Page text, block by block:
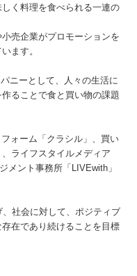
く料理を食べられる一連の
売企業がプロモーションを
ます。
ニーとして、人々の生活に
ることで食と買い物の課題
ォーム「クラシル」、買い
ライフスタイルメディア
メント事務所「LIVEwith」
、社会に対して、ポジティブ
在であり続けることを目標